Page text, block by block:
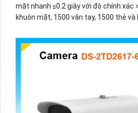
mặt nhanh ≤0.2 giây với độ chính xác
khuôn mặt, 1500 vân tay, 1500 thẻ và
chế độ chấm công và mở cửa qua